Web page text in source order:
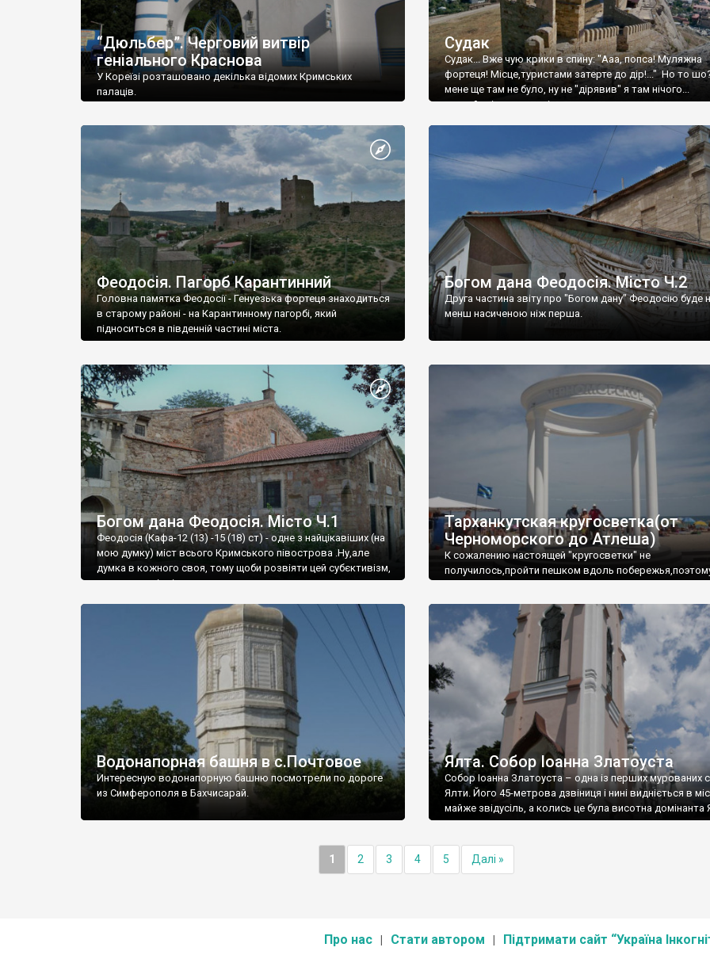
“Дюльбер”. Черговий витвір
геніального Краснова
У Кореїзі розташовано декілька відомих Кримських
палаців.
Судак
Судак... Вже чую крики в спину: "Ааа, попса! Муляжна
фортеця! Місце,туристами затерте до дір!..." Но то
мене ще там не було, ну не "дірявив" я там нічого...
принаймні до цього літа.
Феодосія. Пагорб Карантинний
Головна памятка Феодосії - Генуезька фортеця знаходиться
в старому районі - на Карантинному пагорбі, який
підноситься в південній частині міста.
Богом дана Феодосія. Місто Ч.2
Друга частина звіту про "Богом дану" Феодосію буде
менш насиченою ніж перша.
Богом дана Феодосія. Місто Ч.1
Феодосія (Кафа-12 (13) -15 (18) ст) - одне з найцікавіших (на
мою думку) міст всього Кримського півострова .Ну,але
думка в кожного своя, тому щоби розвіяти цей субєктивізм,
запрошую відвідати це
Тарханкутская кругосветка(от
Черноморского до Атлеша)
К сожалению настоящей "кругосветки" не
получилось,пройти пешком вдоль
Водонапорная башня в с.Почтовое
Интересную водонапорную башню посмотрели по дороге
из Симферополя в Бахчисарай.
Ялта. Собор Іоанна Златоуста
Собор Іоанна Златоуста – одна із перших мурованих
Ялти. Його 45-метрова дзвіниця і нині видніється в
майже звідусіль, а колись це була висотна домінанта
1 2 3 4 5 Далі »
Про нас Стати автором Підтримати сайт “Україна